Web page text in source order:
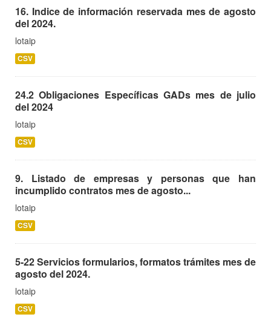
16. Indice de información reservada mes de agosto
del 2024.
lotaip
CSV
24.2 Obligaciones Específicas GADs mes de julio
del 2024
lotaip
CSV
9. Listado de empresas y personas que han
incumplido contratos mes de agosto...
lotaip
CSV
5-22 Servicios formularios, formatos trámites mes de
agosto del 2024.
lotaip
CSV